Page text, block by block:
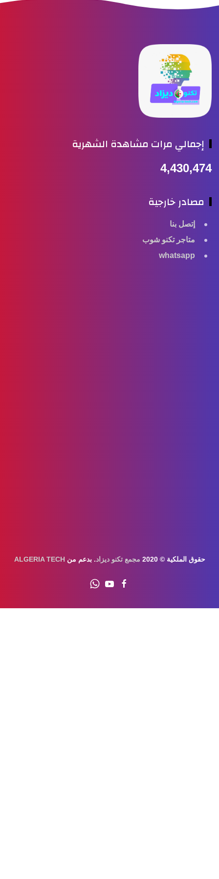
مرات مشاهدة الشهرية
خارجية
إتصل بنا
متاجر تكنو شوب
whatsapp
الملكية © 2020 مجمع تكنو ديزاد . بدعم منALGERIA TECH